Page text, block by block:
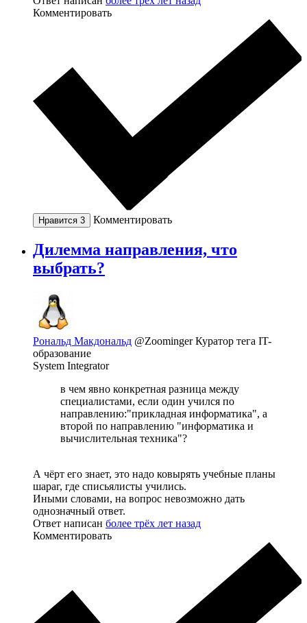
Комментировать
Нравится 3 Комментировать
Дилемма направления, что
выбрать?
Рональд Макдональд @ZoomingerКуратор тега IT-
образование
System Integrator
в чем явно конкретная разница между
специалистами, если один учился по
направлению:"прикладная информатика", а
второй по направлению "информатика и
вычислительная техника"?
А чёрт его знает, это надо ковырять учебные планы
шараг, где списьялисты учились.
Иными словами, на вопрос невозможно дать
однозначный ответ.
Ответ написан более трёх лет назад
Комментировать